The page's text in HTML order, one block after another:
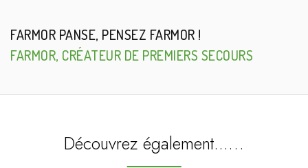
FARMOR PANSE, PENSEZ FARMOR !
FARMOR, CRÉATEUR DE PREMIERS SECOURS
Découvrez également...…